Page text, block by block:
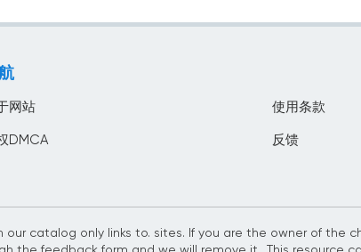
网站
DMCA
使用条款
反馈
our catalog only links to. sites. If you are the owner of